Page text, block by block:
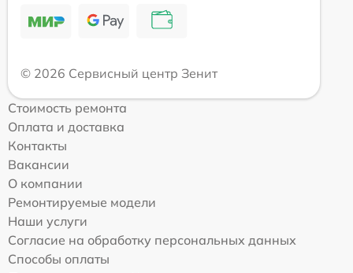
© 2026 Сервисный центр Зенит
Стоимость ремонта
Оплата и доставка
Контакты
Вакансии
О компании
Ремонтируемые модели
Наши услуги
Согласие на обработку персональных данных
Способы оплаты